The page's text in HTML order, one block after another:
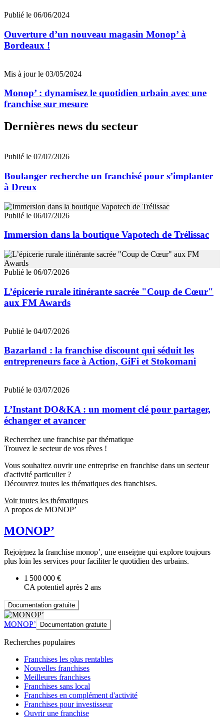
Publié le 06/06/2024
Ouverture d’un nouveau magasin Monop’ à
Bordeaux !
Mis à jour le 03/05/2024
Monop’ : dynamisez le quotidien urbain avec une
franchise sur mesure
Dernières news du secteur
Publié le 07/07/2026
Boulanger recherche un franchisé pour s’implanter
à Dreux
Publié le 06/07/2026
Immersion dans la boutique Vapotech de Trélissac
Publié le 06/07/2026
L’épicerie rurale itinérante sacrée "Coup de Cœur"
aux FM Awards
Publié le 04/07/2026
Bazarland : la franchise discount qui séduit les
entrepreneurs face à Action, GiFi et Stokomani
Publié le 03/07/2026
L’Instant DO&KA : un moment clé pour partager,
échanger et avancer
Recherchez une franchise par thématique
Trouvez le secteur de vos rêves !
Vous souhaitez ouvrir une entreprise en franchise dans un secteur
d'activité particulier ?
Découvrez toutes les thématiques des franchises.
Voir toutes les thématiques
A propos de MONOP’
MONOP’
Rejoignez la franchise monop’, une enseigne qui explore toujours
plus loin les services pour faciliter le quotidien des urbains.
1 500 000 €
CA potentiel après 2 ans
Documentation gratuite
MONOP’ Documentation gratuite
Recherches populaires
Franchises les plus rentables
Nouvelles franchises
Meilleures franchises
Franchises sans local
Franchises en complément d'activité
Franchises pour investisseur
Ouvrir une franchise